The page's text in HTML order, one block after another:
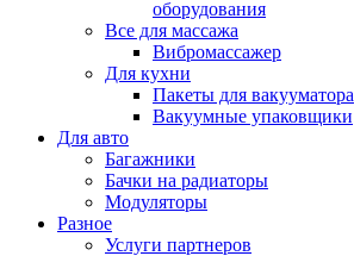
оборудования
Все для массажа
Вибромассажер
Для кухни
Пакеты для вакууматора
Вакуумные упаковщики
Для авто
Багажники
Бачки на радиаторы
Модуляторы
Разное
Услуги партнеров